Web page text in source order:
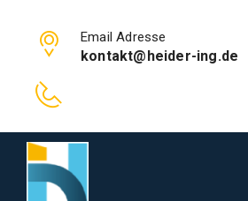
Email Adresse
kontakt@heider-ing.de